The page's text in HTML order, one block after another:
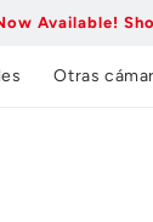
Available!
Otras